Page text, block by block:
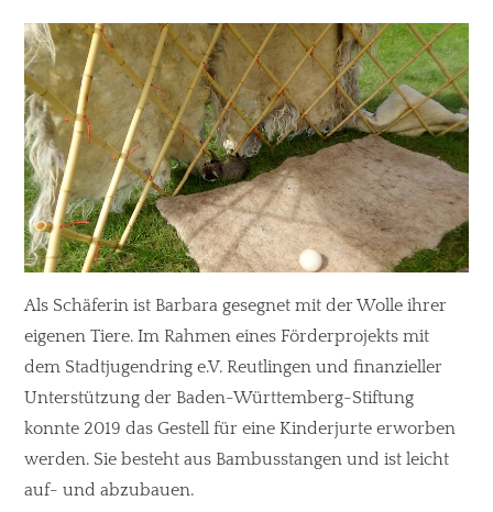
Als Schäferin ist Barbara gesegnet mit der Wolle ihrer
eigenen Tiere. Im Rahmen eines Förderprojekts mit
dem Stadtjugendring e.V. Reutlingen und finanzieller
Unterstützung der Baden-Württemberg-Stiftung
konnte 2019 das Gestell für eine Kinderjurte erworben
werden. Sie besteht aus Bambusstangen und ist leicht
auf- und abzubauen.